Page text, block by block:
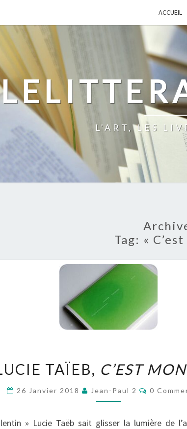
ACCUEIL
L'ART, LES
Tag: «
TAÏEB,
C’EST
MONZON
TAÏEB, C’EST
26 Janvier 2018 Jean-Paul 2 0
» Lucie Taëb sait glisser la lumière de